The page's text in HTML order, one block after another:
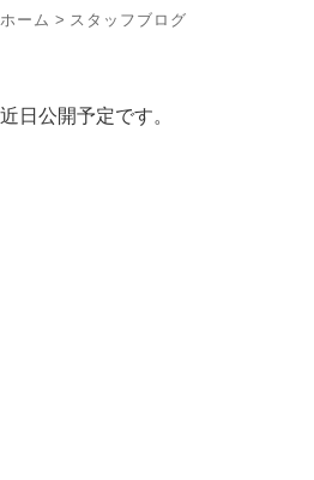
ホーム > スタッフブログ
近日公開予定です。